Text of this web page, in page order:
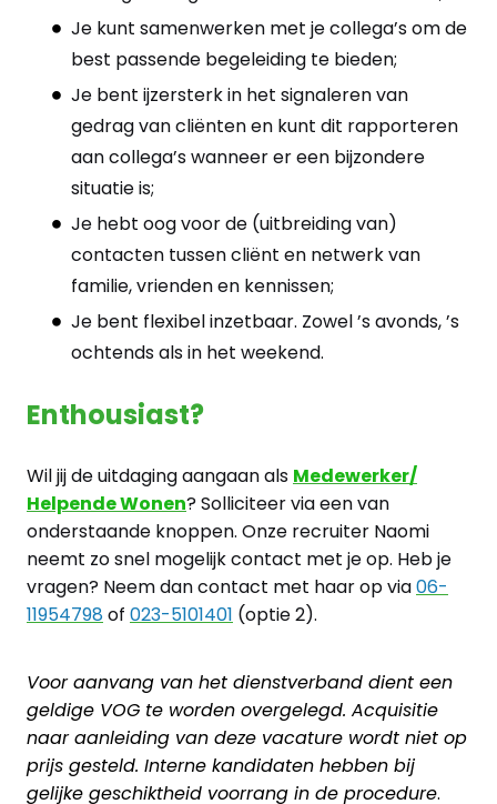
Je kunt samenwerken met je collega’s om de
best passende begeleiding te bieden;
Je bent ijzersterk in het signaleren van
gedrag van cliënten en kunt dit rapporteren
aan collega’s wanneer er een bijzondere
situatie is;
Je hebt oog voor de (uitbreiding van)
contacten tussen cliënt en netwerk van
familie, vrienden en kennissen;
Je bent flexibel inzetbaar. Zowel ’s avonds, ’s
ochtends als in het weekend.
Enthousiast?
Wil jij de uitdaging aangaan als Medewerker/
Helpende Wonen? Solliciteer via een van
onderstaande knoppen. Onze recruiter Naomi
neemt zo snel mogelijk contact met je op. Heb je
vragen? Neem dan contact met haar op via06-
11954798 of 023-5101401 (optie 2).
Voor aanvang van het dienstverband dient een
geldige VOG te worden overgelegd. Acquisitie
naar aanleiding van deze vacature wordt niet op
prijs gesteld. Interne kandidaten hebben bij
gelijke geschiktheid voorrang in de procedure.